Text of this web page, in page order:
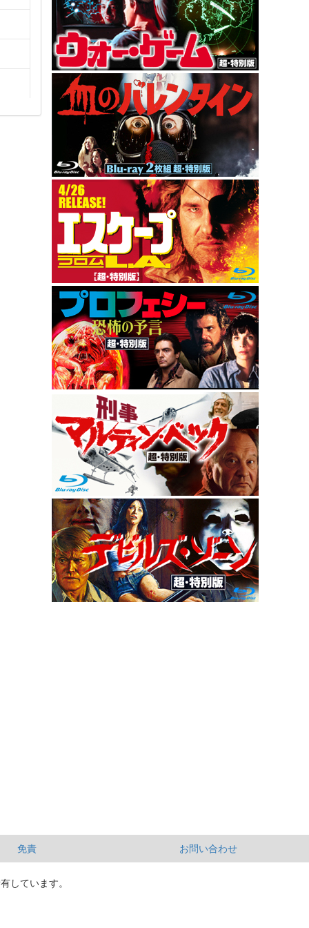
免責 お問い合わせ
しています。